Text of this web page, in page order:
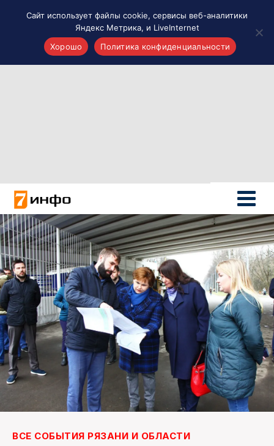
Новости России
Политика
Новости мира
Все материалы 7инфо
О НАС
ПОИСК ПО САЙТУ
ВСЕ СОБЫТИЯ РЯЗАНИ И ОБЛАСТИ
Сайт использует файлы cookie, сервисы веб-аналитики
Яндекс Метрика, и LiveInternet
Хорошо
Политика конфиденциальности